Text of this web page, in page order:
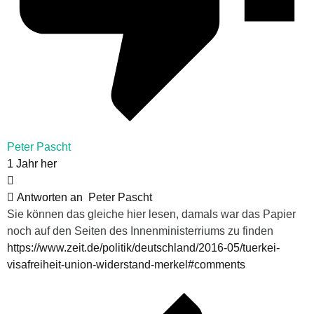
Peter Pascht
1 Jahr her
Antworten an
Peter Pascht
Sie können das gleiche hier lesen, damals war das Papier
noch auf den Seiten des Innenministerriums zu finden
https://www.zeit.de/politik/deutschland/2016-05/tuerkei-
visafreiheit-union-widerstand-merkel#comments